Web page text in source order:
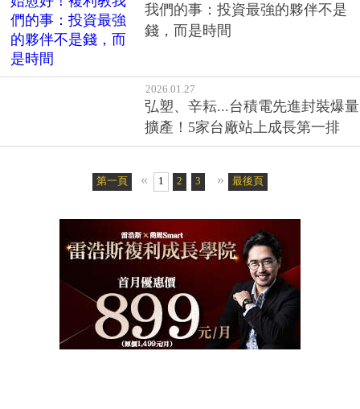
靠運氣！今年有望更強勁？從獲
利結構找答案
錢滾錢，愈早開始愈好！複利教
我們的事：投資最強的夥伴不是
錢，而是時間
弘塑、辛耘...台積電先進封裝爆量
擴產！5家台廠站上成長第一排
6 7 8
最後頁